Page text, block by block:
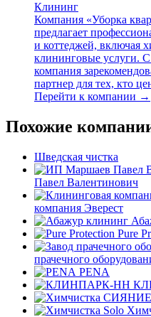
Клининг
Компания «Уборка
предлагает
и коттеджей, включая
клининговые услуги.
компания
партнер для тех, кто
Перейти к компании →
Похожие
Шведская чистка
Павел Валентинович
компания Эверест
Pure
прачечного
PENA